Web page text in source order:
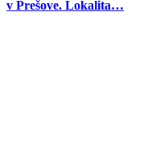
v Prešove. Lokalita…